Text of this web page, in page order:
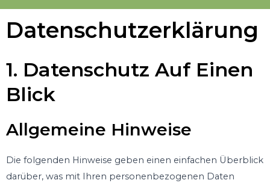
Datenschutz­erklärung
1. Datenschutz Auf Einen
Blick
Allgemeine Hinweise
Die folgenden Hinweise geben einen einfachen Überblick
darüber, was mit Ihren personenbezogenen Daten